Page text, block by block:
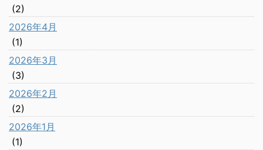
(2)
2026年4月
(1)
2026年3月
(3)
2026年2月
(2)
2026年1月
(1)